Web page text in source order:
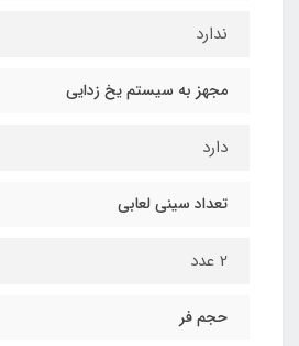
ندارد
مجهز به سیستم یخ زدایی
دارد
تعداد سینی لعابی
2 عدد
حجم فر